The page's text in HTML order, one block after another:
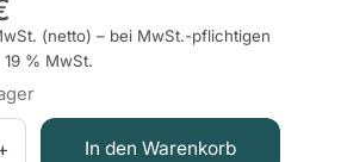
(netto) – bei MwSt.-pflichtigen
% MwSt.
In den Warenkorb